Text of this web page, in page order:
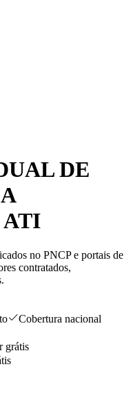
DE
ATI
no PNCP e portais de
contratados,
Cobertura nacional
grátis